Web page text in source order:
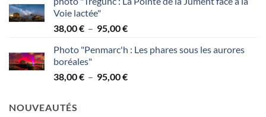
prix :
à
Voie lactée"
38,00€ – 95,00€Plage
prix :
à
Photo "Penmarc'h : Les phares sous les aurores
boréales"
38,00€ – 95,00€Plage
NOUVEAUTÉS